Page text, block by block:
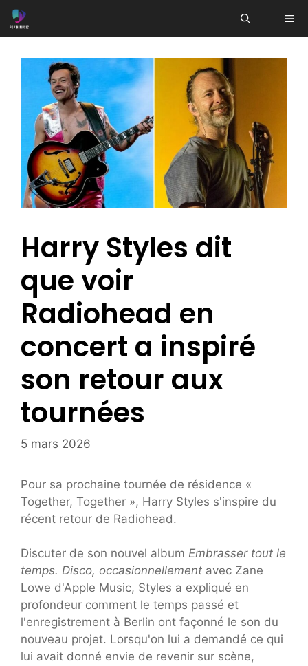
Aller
au
Harry Styles dit
que voir
Radiohead en
concert a inspiré
son retour aux
tournées
5 mars 2026
Pour sa prochaine tournée de résidence «
Together, Together », Harry Styles s'inspire du
récent retour de Radiohead.
Discuter de son nouvel album Embrasser tout le
temps. Disco, occasionnellement avec Zane
Lowe d'Apple Music, Styles a expliqué en
profondeur comment le temps passé et
l'enregistrement à Berlin ont façonné le son du
nouveau projet. Lorsqu'on lui a demandé ce qui
lui avait donné envie de revenir sur scène,